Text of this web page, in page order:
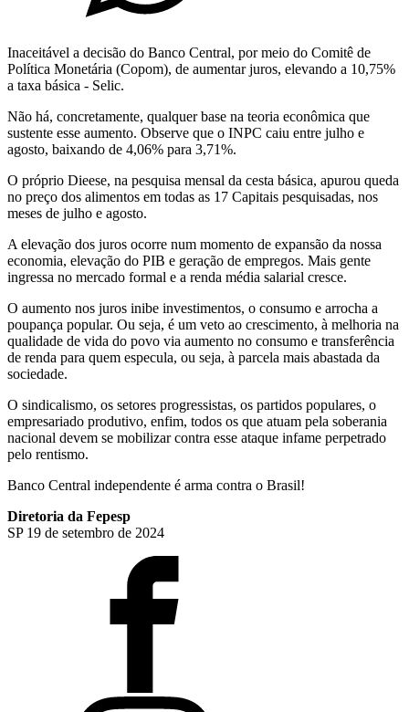
Inaceitável a decisão do Banco Central, por meio do Comitê de
Política Monetária (Copom), de aumentar juros, elevando a 10,75%
a taxa básica - Selic.
Não há, concretamente, qualquer base na teoria econômica que
sustente esse aumento. Observe que o INPC caiu entre julho e
agosto, baixando de 4,06% para 3,71%.
O próprio Dieese, na pesquisa mensal da cesta básica, apurou queda
no preço dos alimentos em todas as 17 Capitais pesquisadas, nos
meses de julho e agosto.
A elevação dos juros ocorre num momento de expansão da nossa
economia, elevação do PIB e geração de empregos. Mais gente
ingressa no mercado formal e a renda média salarial cresce.
O aumento nos juros inibe investimentos, o consumo e arrocha a
poupança popular. Ou seja, é um veto ao crescimento, à melhoria na
qualidade de vida do povo via aumento no consumo e transferência
de renda para quem especula, ou seja, à parcela mais abastada da
sociedade.
O sindicalismo, os setores progressistas, os partidos populares, o
empresariado produtivo, enfim, todos os que atuam pela soberania
nacional devem se mobilizar contra esse ataque infame perpetrado
pelo rentismo.
Banco Central independente é arma contra o Brasil!
Diretoria da Fepesp
SP 19 de setembro de 2024